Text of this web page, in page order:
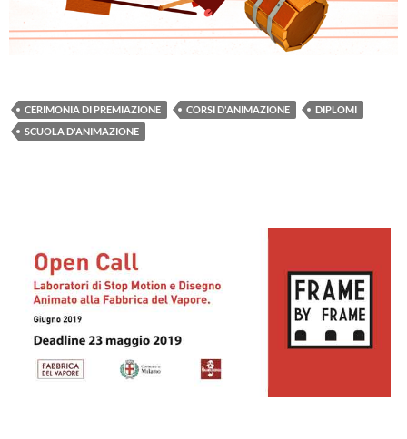
CERIMONIA DI PREMIAZIONE CORSI D'ANIMAZIONE
DIPLOMI
SCUOLA D'ANIMAZIONE